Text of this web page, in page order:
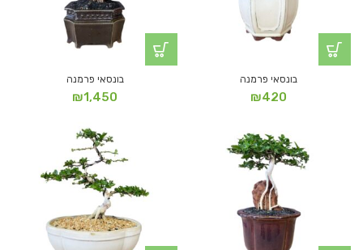
בונסאי פרמנה
₪420
בונסאי פרמנה
₪1,450